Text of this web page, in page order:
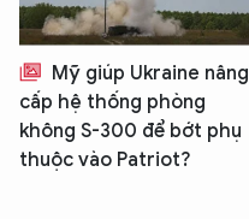
Mỹ giúp Ukraine nâng
cấp hệ thống phòng
không S-300 để bớt phụ
thuộc vào Patriot?